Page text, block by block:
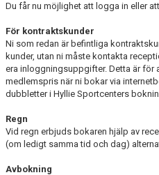
Du får nu möjlighet att logga in eller
För kontraktskunder
Ni som redan är befintliga
kunder, utan ni måste kontakta
era inloggningsuppgifter. Detta är för
medlemspris när ni bokar via
dubbletter i Hyllie Sportcenters
Regn
Vid regn erbjuds bokaren hjälp av
(om ledigt samma tid och dag)
Avbokning